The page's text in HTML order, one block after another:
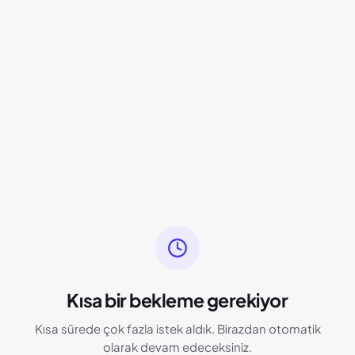
Kısa bir bekleme gerekiyor
Kısa sürede çok fazla istek aldık. Birazdan otomatik
olarak devam edeceksiniz.